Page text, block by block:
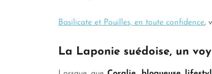
Basilicate et Pouilles, en toute confidence,
La Laponie suédoise, un